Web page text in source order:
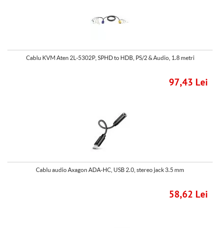
Cablu KVM Aten 2L-5302P, SPHD to HDB, PS/2 & Audio, 1.8 metri
97,43 Lei
Cablu audio Axagon ADA-HC, USB 2.0, stereo jack 3.5 mm
58,62 Lei